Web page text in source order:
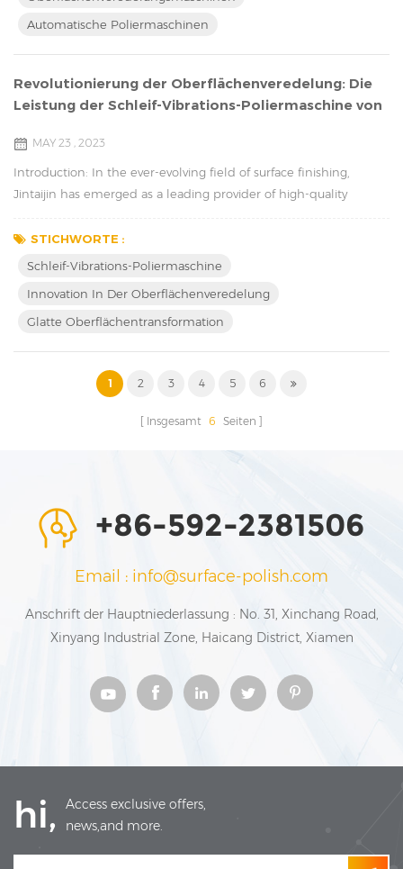
mit ihren eigenen einzi...
Automatische Poliermaschinen
Revolutionierung der Oberflächenveredelung: Die
Leistung der Schleif-Vibrations-Poliermaschine von
MAY 23 , 2023
Introduction: In the ever-evolving field of surface finishing,
Jintaijin has emerged as a leading provider of high-quality
Polishing Machine offers unprecedented results, and in this
article, we delve into its remarkable features and benefits.
Grinding Vibration Polishing ...
STICHWORTE :
Schleif-Vibrations-Poliermaschine
Innovation In Der Oberflächenveredelung
Glatte Oberflächentransformation
1 2 3 4 5 6
Insgesamt 6 Seiten
+86-592-2381506
Email : info@surface-polish.com
Anschrift der Hauptniederlassung : No. 31, Xinchang Road,
Xinyang Industrial Zone, Haicang District, Xiamen
hi,
Access exclusive offers,
news,and more.